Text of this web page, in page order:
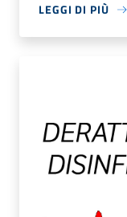
LEGGI DI PIÙ